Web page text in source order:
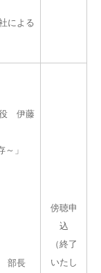
による
役 伊藤
～」
部長
傍聴申
込
（終了
いたし